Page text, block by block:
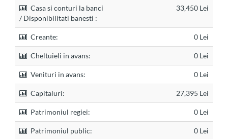
Casa si conturi la banci
/ Disponibilitati banesti :
33,450 Lei
Creante: 0 Lei
Cheltuieli in avans: 0 Lei
Venituri in avans: 0 Lei
Capitaluri: 27,395 Lei
Patrimoniul regiei: 0 Lei
Patrimoniul public: 0 Lei